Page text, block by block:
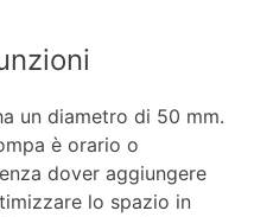
un diametro di 50 mm.
è orario o
dover aggiungere
lo spazio in